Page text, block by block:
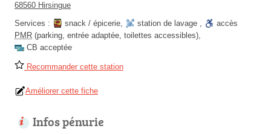
68560 Hirsingue
Services :
snack / épicerie, station de lavage ,
accès
PMR (parking, entrée adaptée, toilettes accessibles),
CB acceptée
Recommander cette station
Améliorer cette fiche
Infos pénurie